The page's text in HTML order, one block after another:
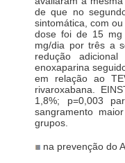
de que no
sintomática, com
dose foi de 15 mg
mg/dia por três a
redução
enoxaparina
em relação ao
rivaroxabana.
1,8%; p=0,003
sangramento
grupos.
na prevenção do